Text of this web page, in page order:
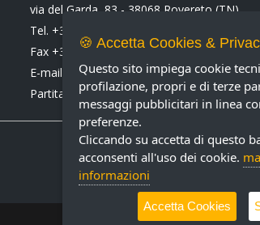
via del Garda, 83 - 38068 Rovereto (TN)
Tel. +39 0464 424258
Fax +39 0464 430938
E-mail:
marenga@marenga.it
Partita IVA IT02232370227
🍪 Accetta Cookies &
Questo sito impiega cookie
profilazione, propri e di terze
messaggi pubblicitari in linea
preferenze.
Cliccando su accetta di questo
acconsenti all'uso dei cookie.
informazioni
Accetta Cookies